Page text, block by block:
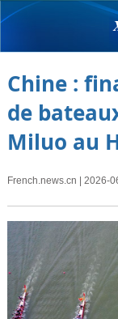
Chine :
de
Miluo au
French.news.cn | 2026-